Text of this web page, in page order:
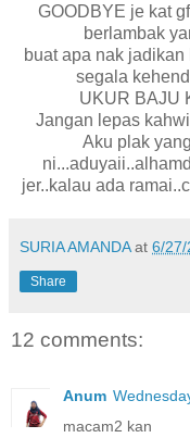
GOODBYE je kat
berlambak
buat apa nak
segala
UKUR BAJU
Jangan lepas
Aku plak
jer..kalau ada
SURIA AMANDA at 6/27/
Share
12 comments:
Anum
macam2 kan